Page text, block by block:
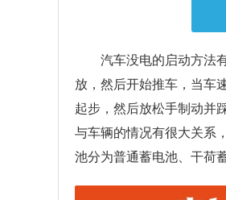
汽车没电的启动方法
放，然后开始推车，当车
起步，然后放松手制动并
与车辆的情况有很大关系
池分为普通蓄电池、干荷